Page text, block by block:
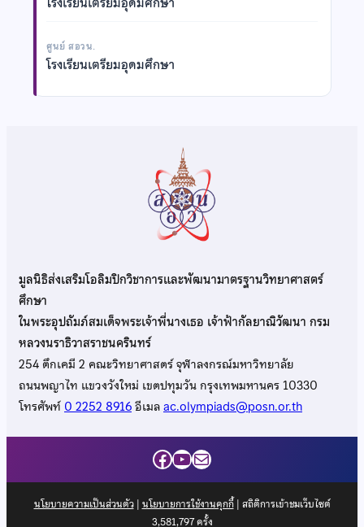
ศูนย์ สอวน.
โรงเรียนเตรียมอุดมศึกษา
มูลนิธิส่งเสริมโอลิมปิกวิชาการและพัฒนามาตรฐานวิทยาศาสตร์
ศึกษา
ในพระอุปถัมภ์สมเด็จพระเจ้าพี่นางเธอ เจ้าฟ้ากัลยาณิวัฒนา กรม
หลวงนราธิวาสราชนครินทร์
254 ตึกเคมี 2 คณะวิทยาศาสตร์ จุฬาลงกรณ์มหาวิทยาลัย
ถนนพญาไท แขวงวังใหม่ เขตปทุมวัน กรุงเทพมหานคร 10330
โทรศัพท์0 2252 8916อีเมลac.olympiads@posn.or.th
Facebook
YouTube
Mail
นโยบายความเป็นส่วนตัว| นโยบายการใช้งานคุกกี้| สถิติการเข้าชมเว็บไซต์
3,581,797ครั้ง